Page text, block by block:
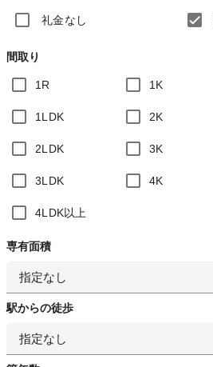
礼金なし
間取り
1R 1K
1LDK 2K
2LDK 3K
3LDK 4K
4LDK以上
専有面積
指定なし
駅からの徒歩
指定なし